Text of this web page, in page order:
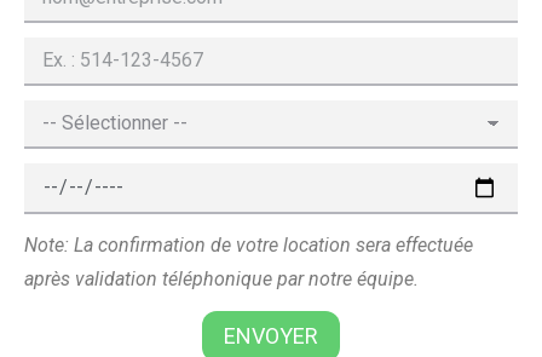
Note: La confirmation de votre location sera effectuée
après validation téléphonique par notre équipe.
ENVOYER